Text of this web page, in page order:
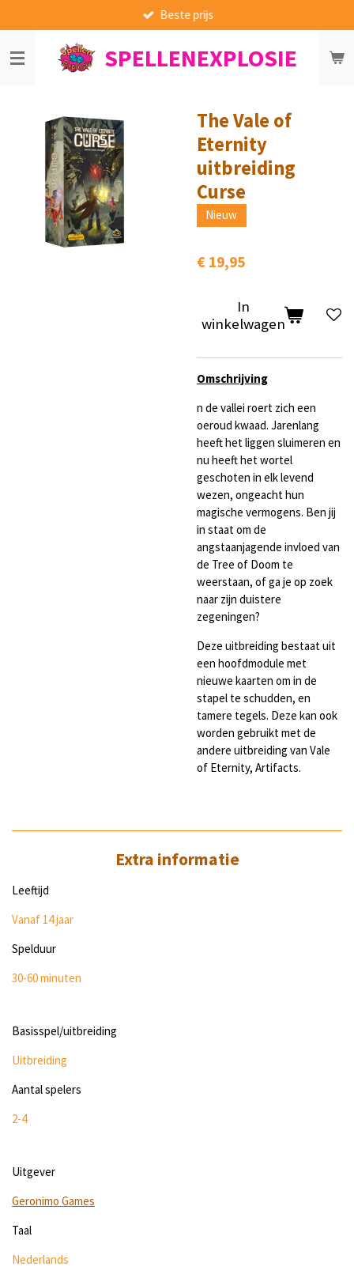
direct
naar
de
SPELLENEXPLOSIE
Beste prijs
The Vale of
Eternity
uitbreiding
Curse
Nieuw
€ 19,95
In
winkelwagen
Omschrijving
n de vallei roert zich een
oeroud kwaad. Jarenlang
heeft het liggen sluimeren en
nu heeft het wortel
geschoten in elk levend
wezen, ongeacht hun
magische vermogens. Ben jij
in staat om de
angstaanjagende invloed van
de Tree of Doom te
weerstaan, of ga je op zoek
naar zijn duistere
zegeningen?
Deze uitbreiding bestaat uit
een hoofdmodule met
nieuwe kaarten om in de
stapel te schudden, en
tamere tegels. Deze kan ook
worden gebruikt met de
andere uitbreiding van Vale
of Eternity, Artifacts.
Extra informatie
Leeftijd
Vanaf 14 jaar
Spelduur
30-60 minuten
Basisspel/uitbreiding
Uitbreiding
Aantal spelers
2-4
Uitgever
Geronimo Games
Taal
Nederlands